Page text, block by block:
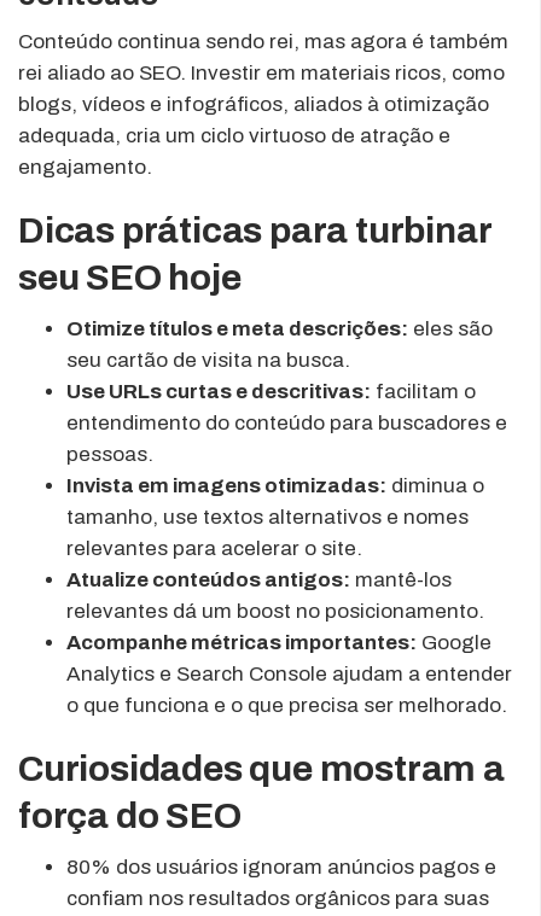
Conteúdo continua sendo rei, mas agora é também
rei aliado ao SEO. Investir em materiais ricos, como
blogs, vídeos e infográficos, aliados à otimização
adequada, cria um ciclo virtuoso de atração e
engajamento.
Dicas práticas para turbinar
seu SEO hoje
Otimize títulos e meta descrições: eles são
seu cartão de visita na busca.
Use URLs curtas e descritivas: facilitam o
entendimento do conteúdo para buscadores e
pessoas.
Invista em imagens otimizadas: diminua o
tamanho, use textos alternativos e nomes
relevantes para acelerar o site.
Atualize conteúdos antigos: mantê-los
relevantes dá um boost no posicionamento.
Acompanhe métricas importantes: Google
Analytics e Search Console ajudam a entender
o que funciona e o que precisa ser melhorado.
Curiosidades que mostram a
força do SEO
80% dos usuários ignoram anúncios pagos e
confiam nos resultados orgânicos para suas